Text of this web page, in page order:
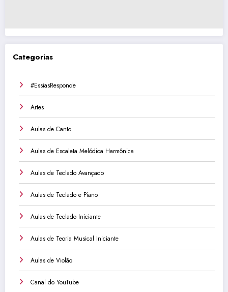
Categorias
#EssiasResponde
Artes
Aulas de Canto
Aulas de Escaleta Melódica Harmônica
Aulas de Teclado Avançado
Aulas de Teclado e Piano
Aulas de Teclado Iniciante
Aulas de Teoria Musical Iniciante
Aulas de Violão
Canal do YouTube